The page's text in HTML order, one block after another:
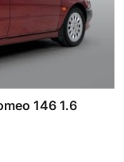
146 1.6